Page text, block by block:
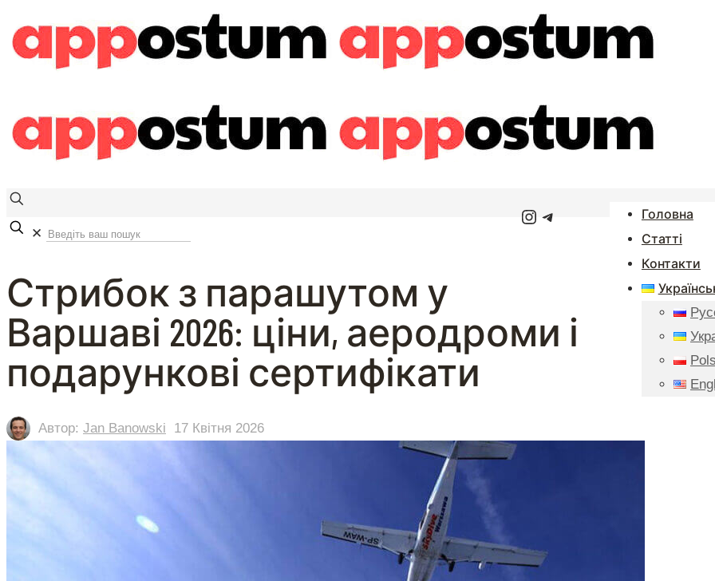
Головна
Статті
Контакти
Instagram
Telegram
✕
Стрибок з парашутом у
Варшаві 2026: ціни, аеродроми і
подарункові сертифікати
Автор: Jan Banowski 17 Квітня 2026